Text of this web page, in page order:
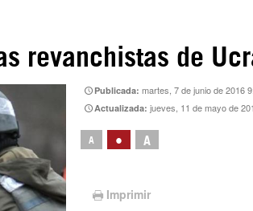
revanchistas de
Publicada:martes, 7 de junio de 2016
Actualizada:jueves, 11 de mayo de
A • A
Imprimir